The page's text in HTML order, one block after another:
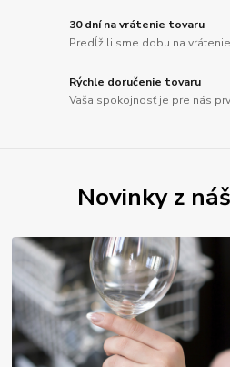
30 dní na vrátenie tovaru
Predĺžili sme dobu na
Rýchle doručenie tovaru
Vaša spokojnosť je pre nás
Novinky z